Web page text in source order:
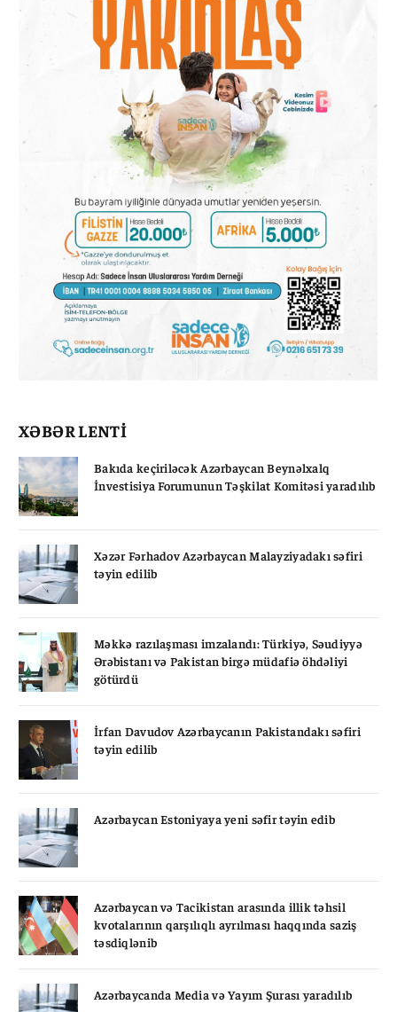
XƏBƏR LENTİ
Bakıda keçiriləcək Azərbaycan Beynəlxalq
İnvestisiya Forumunun Təşkilat Komitəsi yaradılıb
Xəzər Fərhadov Azərbaycan Malayziyadakı səfiri
təyin edilib
Məkkə razılaşması imzalandı: Türkiyə, Səudiyyə
Ərəbistanı və Pakistan birgə müdafiə öhdəliyi
götürdü
İrfan Davudov Azərbaycanın Pakistandakı səfiri
təyin edilib
Azərbaycan Estoniyaya yeni səfir təyin edib
Azərbaycan və Tacikistan arasında illik təhsil
kvotalarının qarşılıqlı ayrılması haqqında saziş
təsdiqlənib
Azərbaycanda Media və Yayım Şurası yaradılıb